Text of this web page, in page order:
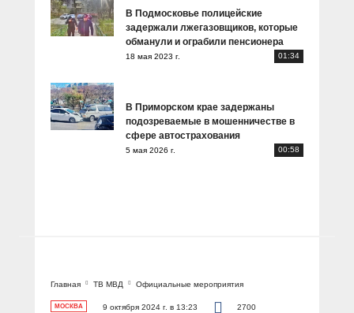
В Подмосковье полицейские
задержали лжегазовщиков, которые
обманули и ограбили пенсионера
18 мая 2023 г. 01:34
В Приморском крае задержаны
подозреваемые в мошенничестве в
сфере автострахования
5 мая 2026 г. 00:58
Главная ТВ МВД Официальные мероприятия
МОСКВА 9 октября 2024 г. в 13:23 2700